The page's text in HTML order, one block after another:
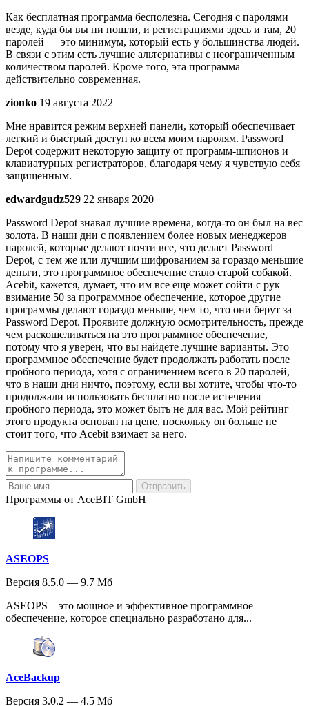
Как бесплатная программа бесполезна. Сегодня с паролями
везде, куда бы вы ни пошли, и регистрациями здесь и там, 20
паролей — это минимум, который есть у большинства людей.
В связи с этим есть лучшие альтернативы с неограниченным
количеством паролей. Кроме того, эта программа
действительно современная.
zionko 19 августа 2022
Мне нравится режим верхней панели, который обеспечивает
легкий и быстрый доступ ко всем моим паролям. Password
Depot содержит некоторую защиту от программ-шпионов и
клавиатурных регистраторов, благодаря чему я чувствую себя
защищенным.
edwardgudz529 22 января 2020
Password Depot знавал лучшие времена, когда-то он был на вес
золота. В наши дни с появлением более новых менеджеров
паролей, которые делают почти все, что делает Password
Depot, с тем же или лучшим шифрованием за гораздо меньшие
деньги, это программное обеспечение стало старой собакой.
Acebit, кажется, думает, что им все еще может сойти с рук
взимание 50 за программное обеспечение, которое другие
программы делают гораздо меньше, чем то, что они берут за
Password Depot. Проявите должную осмотрительность, прежде
чем раскошеливаться на это программное обеспечение,
потому что я уверен, что вы найдете лучшие варианты. Это
программное обеспечение будет продолжать работать после
пробного периода, хотя с ограничением всего в 20 паролей,
что в наши дни ничто, поэтому, если вы хотите, чтобы что-то
продолжали использовать бесплатно после истечения
пробного периода, это может быть не для вас. Мой рейтинг
этого продукта основан на цене, поскольку он больше не
стоит того, что Acebit взимает за него.
Программы от AceBIT GmbH
ASEOPS
Версия 8.5.0 — 9.7 Мб
ASEOPS – это мощное и эффективное программное
обеспечение, которое специально разработано для...
AceBackup
Версия 3.0.2 — 4.5 Мб